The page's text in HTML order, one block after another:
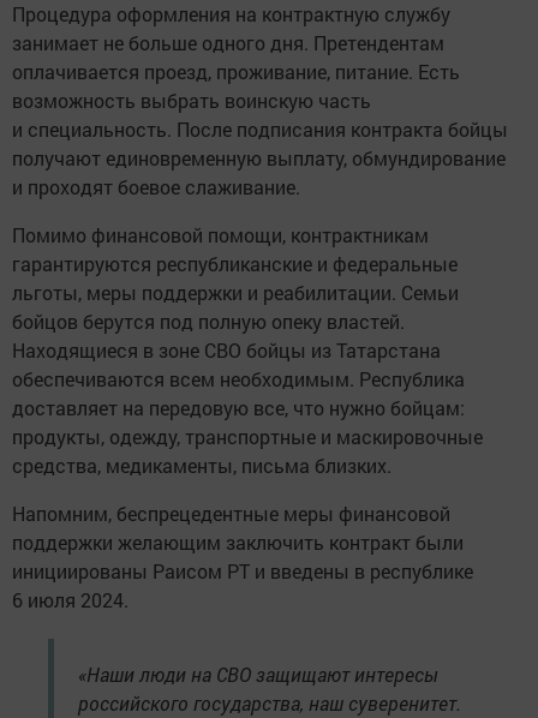
Процедура оформления на контрактную службу
занимает не больше одного дня. Претендентам
оплачивается проезд, проживание, питание. Есть
возможность выбрать воинскую часть
и специальность. После подписания контракта бойцы
получают единовременную выплату, обмундирование
и проходят боевое слаживание.
Помимо финансовой помощи, контрактникам
гарантируются республиканские и федеральные
льготы, меры поддержки и реабилитации. Семьи
бойцов берутся под полную опеку властей.
Находящиеся в зоне СВО бойцы из Татарстана
обеспечиваются всем необходимым. Республика
доставляет на передовую все, что нужно бойцам:
продукты, одежду, транспортные и маскировочные
средства, медикаменты, письма близких.
Напомним, беспрецедентные меры финансовой
поддержки желающим заключить контракт были
инициированы Раисом РТ и введены в республике
6 июля 2024.
«Наши люди на СВО защищают интересы
российского государства, наш суверенитет.